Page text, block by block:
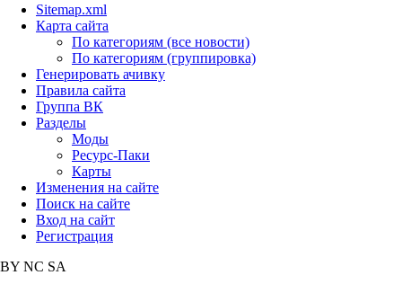
Sitemap.xml
Карта сайта
По категориям (все новости)
По категориям (группировка)
Генерировать ачивку
Правила сайта
Группа ВК
Разделы
Моды
Ресурс-Паки
Карты
Изменения на сайте
Поиск на сайте
Вход на сайт
Регистрация
BY NC SA